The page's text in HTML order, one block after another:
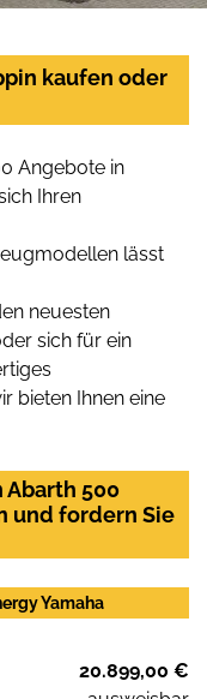
kaufen oder
Angebote in
Ihren
lässt
neuesten
sich für ein
bieten Ihnen eine
Abarth 500
und fordern Sie
Yamaha
20.899,00 €